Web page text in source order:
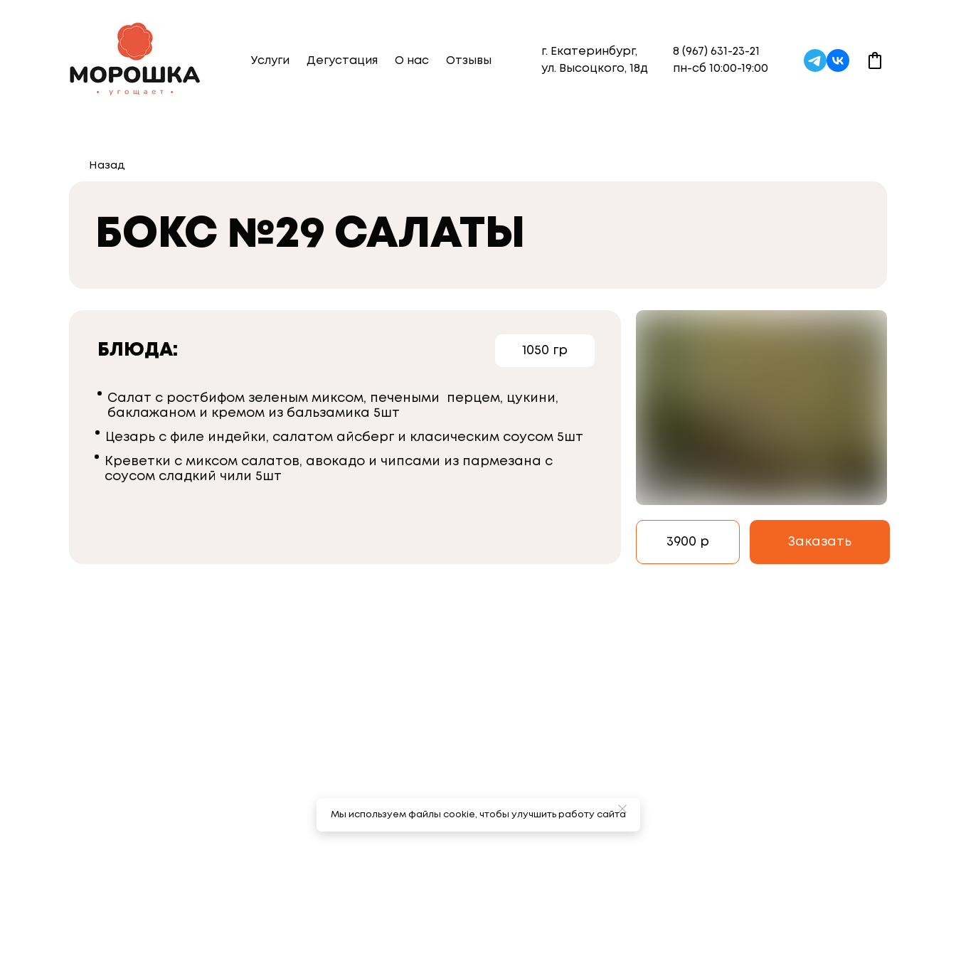
Услуги Дегустация О нас Отзывы
г. Екатеринбург,
ул. Высоцкого, 18д
8 (967) 631-23-21
пн-сб 10:00-19:00
Назад
Салат с ростбифом зеленым миксом, печеными перцем, цукини,
баклажаном и кремом из бальзамика 5шт
Креветки с миксом салатов, авокадо и чипсами из пармезана с
соусом сладкий чили 5шт
Цезарь с филе индейки, салатом айсберг и класическим соусом 5шт
1050 гр
БЛЮДА:
3900 р Заказать
БОКС №29 САЛАТЫ
Мы используем файлы cookie, чтобы улучшить работу сайта